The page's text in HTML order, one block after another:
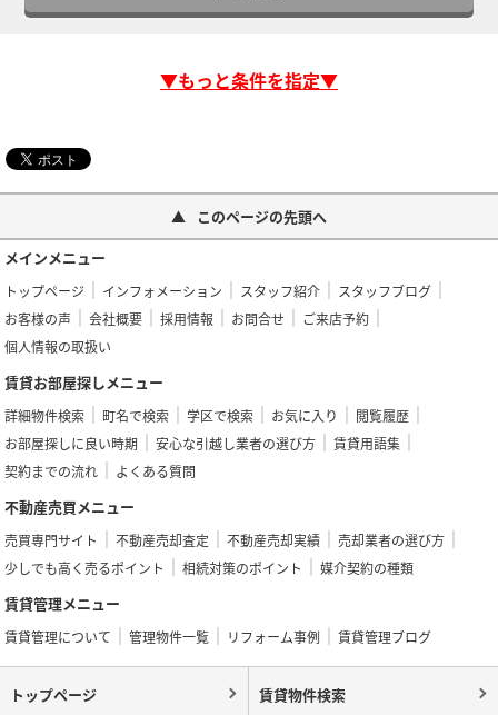
▼もっと条件を指定▼
このページの先頭へ
メインメニュー
トップページ インフォメーション スタッフ紹介
スタッフブログ
お客様の声
会社概要 採用情報 お問合せ
ご来店予約
個人情報の取扱い
賃貸お部屋探しメニュー
詳細物件検索 町名で検索 学区で検索 お気に入り
閲覧履歴
お部屋探しに良い時期
安心な引越し業者の選び方
賃貸用語集
契約までの流れ
よくある質問
不動産売買メニュー
売買専門サイト 不動産売却査定 不動産売却実績
売却業者の選び方
少しでも高く売るポイント
相続対策のポイント 媒介契約の種類
賃貸管理メニュー
賃貸管理について 管理物件一覧 リフォーム事例 賃貸管理ブログ
トップページ 賃貸物件検索